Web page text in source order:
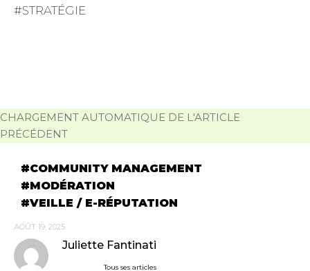
STRATÉGIE
CHARGEMENT AUTOMATIQUE DE L'ARTICLE
PRÉCÉDENT
COMMUNITY MANAGEMENT
MODÉRATION
VEILLE / E-RÉPUTATION
AOÛT 19, 2025
Juliette Fantinati
Tous ses articles